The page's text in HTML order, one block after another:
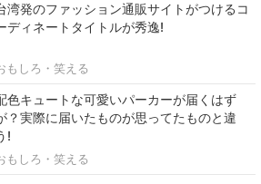
湾発のファッション通販サイトがつけるコ
ディネートタイトルが秀逸!
もしろ・笑える
色キュートな可愛いパーカーが届くはず
？実際に届いたものが思ってたものと違
!
もしろ・笑える